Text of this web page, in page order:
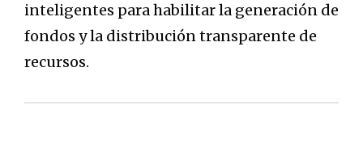
inteligentes para habilitar la generación de
fondos y la distribución transparente de
recursos.